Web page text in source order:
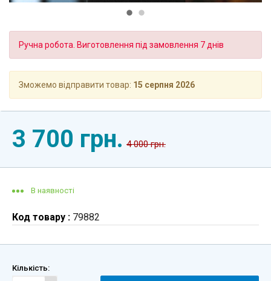
Ручна робота. Виготовлення під замовлення 7 днів
Зможемо відправити товар: 15 серпня 2026
3 700 грн. 4 000 грн.
В наявності
Код товару : 79882
Кількість: